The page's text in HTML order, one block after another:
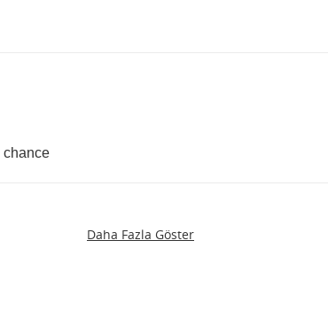
chance
Daha Fazla Göster